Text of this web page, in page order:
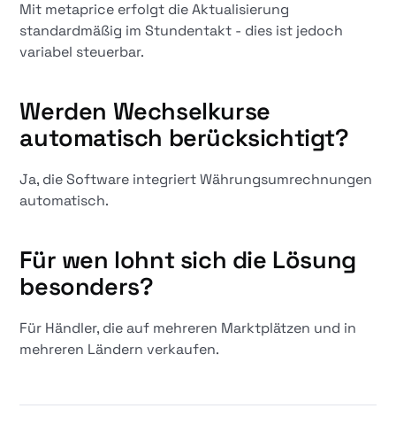
Mit metaprice erfolgt die Aktualisierung
standardmäßig im Stundentakt - dies ist jedoch
variabel steuerbar.
Werden Wechselkurse
automatisch berücksichtigt?
Ja, die Software integriert Währungsumrechnungen
automatisch.
Für wen lohnt sich die Lösung
besonders?
Für Händler, die auf mehreren Marktplätzen und in
mehreren Ländern verkaufen.